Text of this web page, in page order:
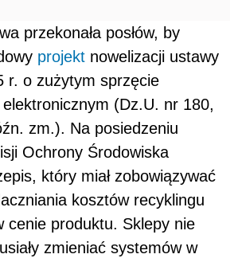
przekonała posłów, by
projekt nowelizacji ustawy
r. o zużytym sprzęcie
(Dz.U. nr 180,
zm.). Na posiedzeniu
Ochrony Środowiska
który miał zobowiązywać
kosztów recyklingu
cenie produktu. Sklepy nie
zmieniać systemów w